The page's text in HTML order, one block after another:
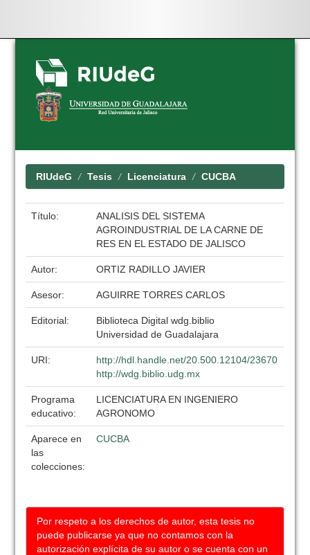
Skip
navigation
RIUdeG Tesis Licenciatura CUCBA
Título:
ANALISIS DEL SISTEMA
AGROINDUSTRIAL DE LA CARNE DE
RES EN EL ESTADO DE JALISCO
Autor: ORTIZ RADILLO JAVIER
Asesor: AGUIRRE TORRES CARLOS
Editorial:
Biblioteca Digital wdg.biblio
Universidad de Guadalajara
URI:
http://hdl.handle.net/20.500.12104/23670
http://wdg.biblio.udg.mx
Programa
educativo:
LICENCIATURA EN INGENIERO
AGRONOMO
Aparece en
las
colecciones:
CUCBA
Por respeto a los derechos de autor, esta tesis no
puede publicarse ya que no contamos con la
autorización explícita de su autor o se cuenta con un